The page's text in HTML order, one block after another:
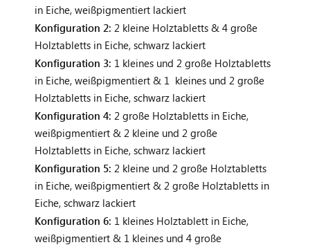
in Eiche, weißpigmentiert lackiert
Konfiguration 2: 2 kleine Holztabletts & 4 große
Holztabletts in Eiche, schwarz lackiert
Konfiguration 3: 1 kleines und 2 große Holztabletts
in Eiche, weißpigmentiert & 1 kleines und 2 große
Holztabletts in Eiche, schwarz lackiert
Konfiguration 4: 2 große Holztabletts in Eiche,
weißpigmentiert & 2 kleine und 2 große
Holztabletts in Eiche, schwarz lackiert
Konfiguration 5: 2 kleine und 2 große Holztabletts
in Eiche, weißpigmentiert & 2 große Holztabletts in
Eiche, schwarz lackiert
Konfiguration 6: 1 kleines Holztablett in Eiche,
weißpigmentiert & 1 kleines und 4 große